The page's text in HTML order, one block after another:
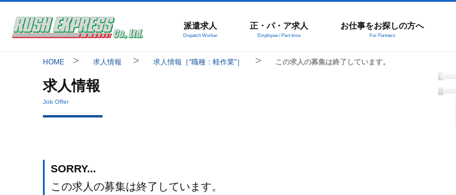
派遣求人
Dispatch Worker
正・パ・ア求人
Employee / Part-time
お仕事をお探しの方へ
For Partners
HOME 求人情報 求人情報［“職種：軽作業”］ この求人の募集は終了しています。
求人情報
Job Offer
SORRY...
この求人の募集は終了しています。